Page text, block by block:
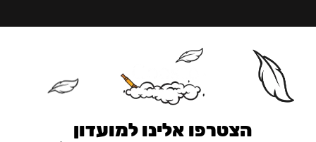
הצטרפו אלינו למועדון